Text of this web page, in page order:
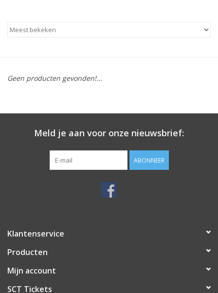
Geen producten gevonden!...
Meld je aan voor onze nieuwsbrief:
ABONNEER
Klantenservice
Producten
Mijn account
SCT Tickets